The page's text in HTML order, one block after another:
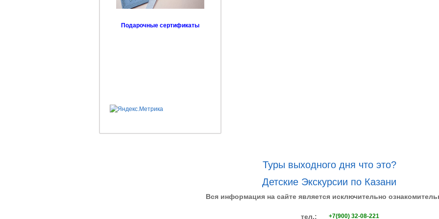
Подарочные сертификаты
Туры выходного дня что это?
Детские Экскурсии по Казани
Вся информация на сайте является исключительно
тел.: +7(900) 32-08-221